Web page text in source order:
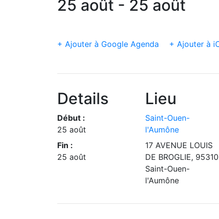
25 août - 25 août
+ Ajouter à Google Agenda + Ajouter à
Details
Début :
25 août
Fin :
25 août
Lieu
Saint-Ouen-
l'Aumône
17 AVENUE LOUIS
DE BROGLIE, 95310
Saint-Ouen-
l'Aumône